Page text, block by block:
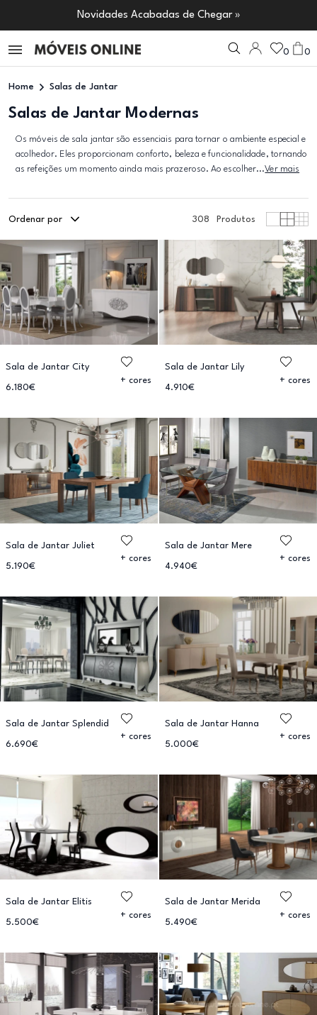
Novidades Acabadas de Chegar »
0 0
Home Salas de Jantar
Salas de Jantar Modernas
Os móveis de sala jantar são essenciais para tornar o ambiente especial e
acolhedor. Eles proporcionam conforto, beleza e funcionalidade, tornando
as refeições um momento ainda mais prazeroso. Ao escolher...Ver mais
Ordenar por 308 Produtos
Sala de Jantar City
6.180€
+ cores
Sala de Jantar Lily
4.910€
+ cores
Sala de Jantar Juliet
5.190€
+ cores
Sala de Jantar Mere
4.940€
+ cores
Sala de Jantar Splendid
6.690€
+ cores
Sala de Jantar Hanna
5.000€
+ cores
Sala de Jantar Elitis
5.500€
+ cores
Sala de Jantar Merida
5.490€
+ cores